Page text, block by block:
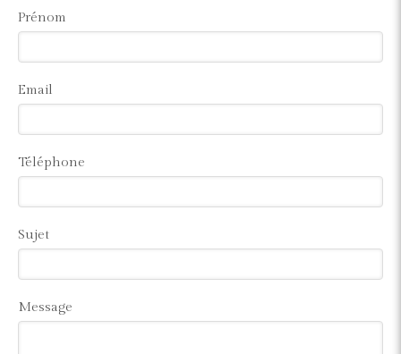
Prénom
Email
Téléphone
Sujet
Message